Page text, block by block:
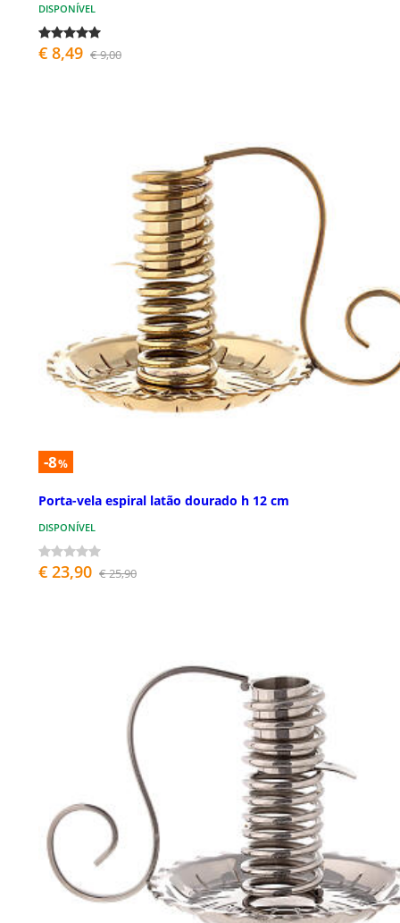
DISPONÍVEL
€ 8,49 € 9,00
-8%
Porta-vela espiral latão dourado h 12 cm
DISPONÍVEL
€ 23,90 € 25,90